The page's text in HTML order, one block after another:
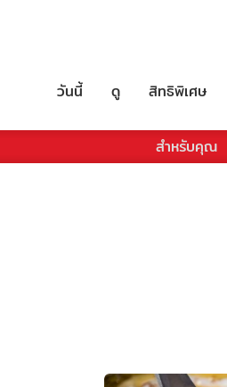
วันนี้ ดู สิทธิพิเศษ
สำหรับคุณ